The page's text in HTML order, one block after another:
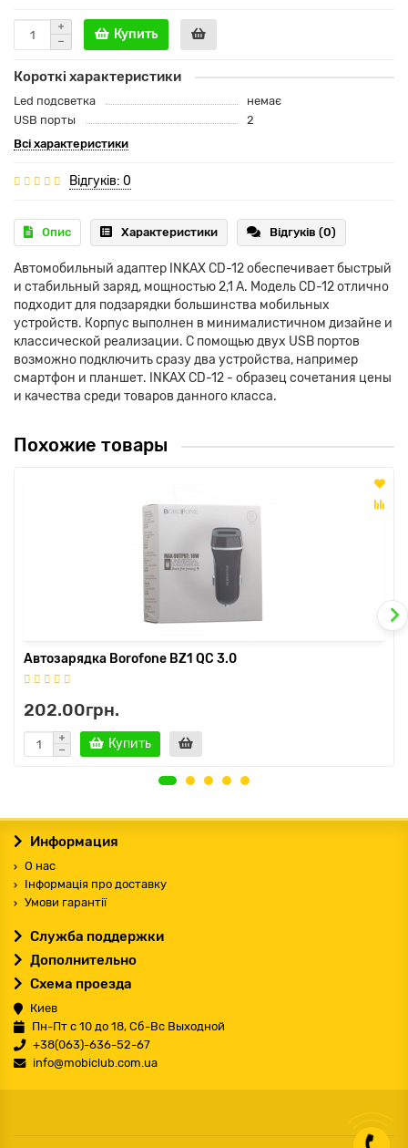
Купить
Короткі характеристики
Led подсветка
немає
USB порты
2
Всі характеристики
Відгуків: 0
Опис Характеристики Відгуків (0)
Автомобильный адаптер INKAX CD-12 обеспечивает быстрый
и стабильный заряд, мощностью 2,1 А. Модель CD-12 отлично
подходит для подзарядки большинства мобильных
устройств. Корпус выполнен в минималистичном дизайне и
классической реализации. С помощью двух USB портов
возможно подключить сразу два устройства, например
смартфон и планшет. INKAX CD-12 - образец сочетания цены
и качества среди товаров данного класса.
Похожие товары
Автозарядка Borofone BZ1 QC 3.0
202.00грн.
Купить
Информация
О нас
Інформація про доставку
Умови гарантії
Служба поддержки
Дополнительно
Схема проезда
Киев
Пн-Пт с 10 до 18, Сб-Вс Выходной
+38(063)-636-52-67
info@mobiclub.com.ua